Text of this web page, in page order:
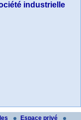
industrielle
Espace privé